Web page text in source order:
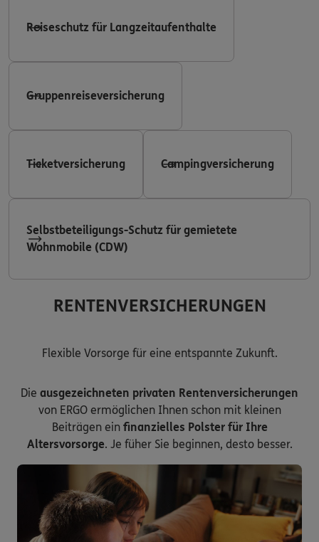
Reiseschutz für Langzeitaufenthalte
Gruppenreiseversicherung
Ticketversicherung Campingversicherung
Selbstbeteiligungs-Schutz für gemietete
Wohnmobile (CDW)
RENTENVERSICHERUNGEN
Flexible Vorsorge für eine entspannte Zukunft.
Die ausgezeichneten privaten Rentenversicherungen
von ERGO ermöglichen Ihnen schon mit kleinen
Beiträgen ein finanzielles Polster für Ihre
Altersvorsorge. Je füher Sie beginnen, desto besser.